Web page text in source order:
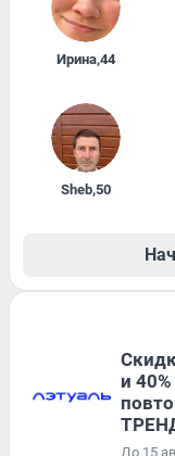
Ирина,44
Sheb,50
и
До 15